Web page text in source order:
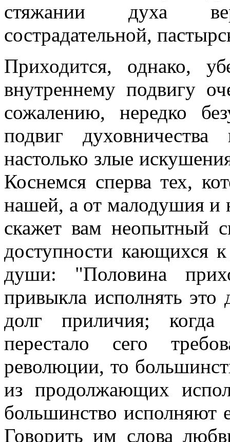
стяжании духа
сострадательной,
Приходится, однако,
внутреннему подвигу
сожалению, нередко
подвиг
настолько злые
Коснемся сперва тех,
нашей, а от малодушия и
скажет вам неопытный
доступности кающихся
души: "Половина
привыкла исполнять это
долг
приличия;
перестало сего
революции, то
из продолжающих
большинство исполняют
Говорить им слова